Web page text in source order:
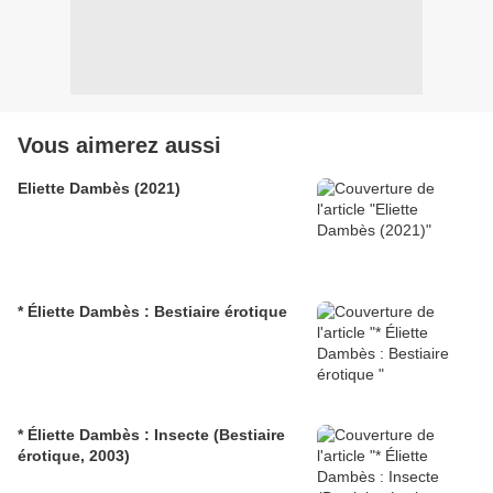
Vous aimerez aussi
Eliette Dambès (2021)
* Éliette Dambès : Bestiaire érotique
* Éliette Dambès : Insecte (Bestiaire
érotique, 2003)